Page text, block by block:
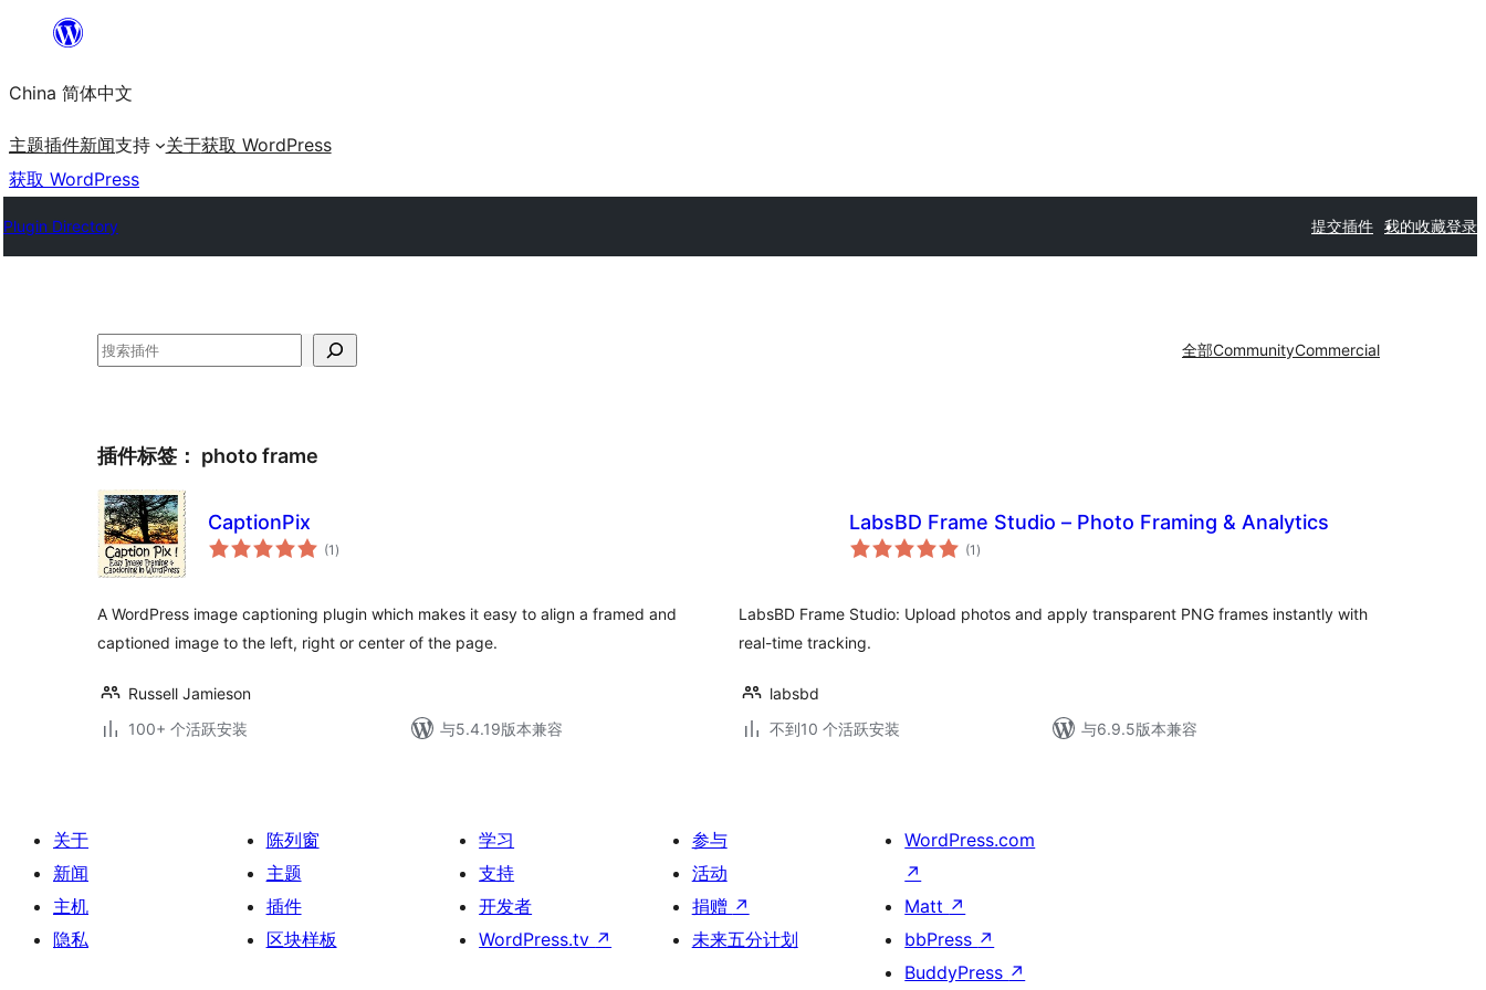
内
容
China 简体中文
主题插件新闻支持 关于获取 WordPress
获取 WordPress
Plugin Directory 提交插件 我的收藏登录
搜
全部CommunityCommercial
插件标签： photo frame
CaptionPix
(1 总
评)
A WordPress image captioning plugin which makes it easy to align a framed and
captioned image to the left, right or center of the page.
Russell Jamieson
100+ 个活跃安装
与5.4.19版本兼容
LabsBD Frame Studio – Photo Framing & Analytics
(1 总
评)
LabsBD Frame Studio: Upload photos and apply transparent PNG frames instantly with
real-time tracking.
labsbd
不到10 个活跃安装
与6.9.5版本兼容
关于
新闻
主机
隐私
陈列窗
主题
插件
区块样板
学习
支持
开发者
WordPress.tv ↗
参与
活动
捐赠 ↗
未来五分计划
WordPress.com
↗
Matt ↗
bbPress ↗
BuddyPress ↗